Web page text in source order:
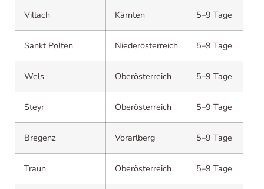
Villach Kärnten 5–9 Tage
Sankt Pölten Niederösterreich 5–9 Tage
Wels Oberösterreich 5–9 Tage
Steyr Oberösterreich 5–9 Tage
Bregenz Vorarlberg 5–9 Tage
Traun Oberösterreich 5–9 Tage